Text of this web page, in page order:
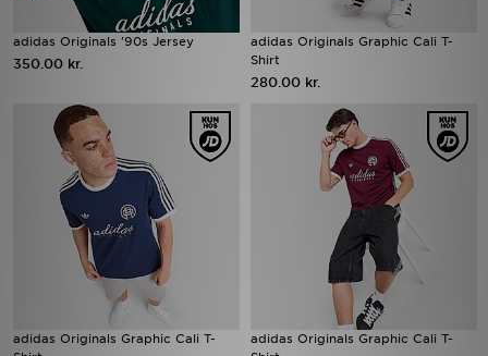
adidas Originals '90s Jersey
350.00 kr.
adidas Originals Graphic Cali T-
Shirt
280.00 kr.
adidas Originals Graphic Cali T-
adidas Originals Graphic Cali T-